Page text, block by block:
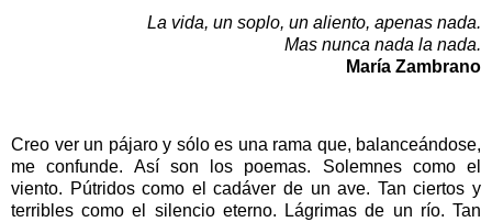
La vida, un soplo, un aliento, apenas nada.
Mas nunca nada la nada.
María Zambrano
Creo ver un pájaro y sólo es una rama que, balanceándose,
me confunde. Así son los poemas. Solemnes como el
viento. Pútridos como el cadáver de un ave. Tan ciertos y
terribles como el silencio eterno. Lágrimas de un río. Tan